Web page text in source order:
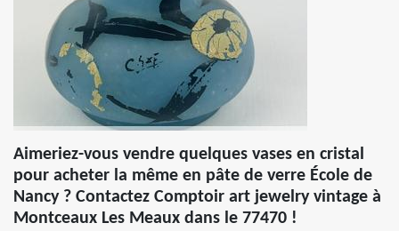
Aimeriez-vous vendre quelques vases en cristal
pour acheter la même en pâte de verre École de
Nancy ? Contactez Comptoir art jewelry vintage à
Montceaux Les Meaux dans le 77470 !